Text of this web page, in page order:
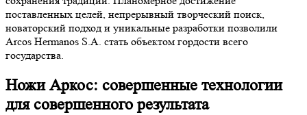
поставленных целей, непрерывный творческий поиск,
новаторский подход и уникальные разработки позволили
Arcos Hermanos S.A. стать объектом гордости всего
государства.
Ножи Аркос: совершенные технологии
для совершенного результата